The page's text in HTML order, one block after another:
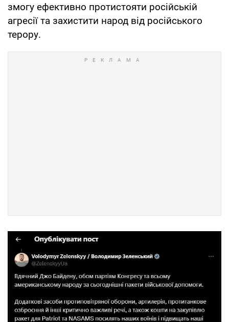
змогу ефективно протистояти російській
агресії та захистити народ від російського
терору.